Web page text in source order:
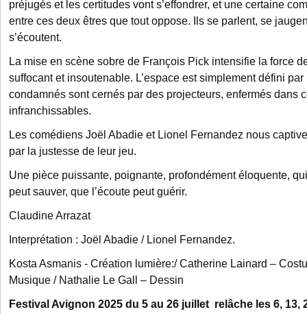
préjugés et les certitudes vont s’effondrer, et une certaine
entre ces deux êtres que tout oppose. Ils se parlent, se
s’écoutent.
La mise en scène sobre de François Pick intensifie la force
suffocant et insoutenable. L’espace est simplement défini
condamnés sont cernés par des projecteurs, enfermés dans
infranchissables.
Les comédiens Joël Abadie et Lionel Fernandez nous
par la justesse de leur jeu.
Une pièce puissante, poignante, profondément éloquente,
peut sauver, que l’écoute peut guérir.
Claudine Arrazat
Interprétation : Joël Abadie / Lionel Fernandez.
Kosta Asmanis - Création lumière:/ Catherine Lainard –
Musique / Nathalie Le Gall – Dessin
Festival Avignon 2025 du 5 au 26 juillet relâche les 6,